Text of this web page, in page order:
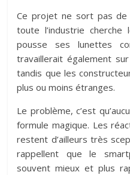
Ce projet ne sort pas de
toute l’industrie cherche
pousse ses lunettes
travaillerait également
tandis que les
plus ou moins étranges.
Le problème, c’est
formule magique. Les
restent d’ailleurs très
rappellent que le
souvent mieux et plus